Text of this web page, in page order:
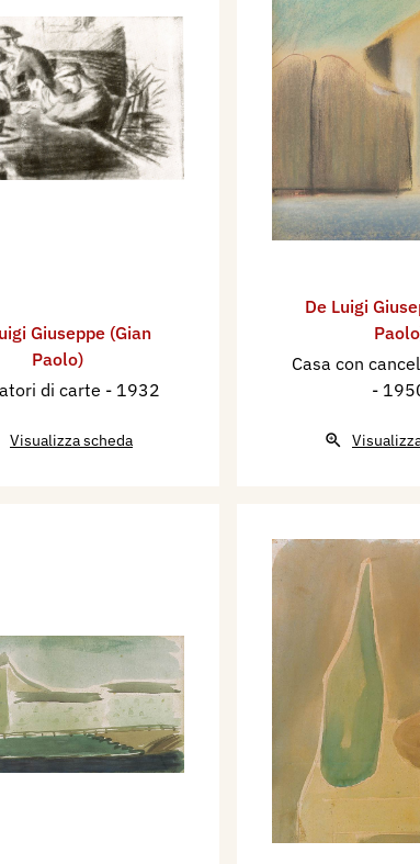
Giuseppe (Gian
Paolo)
di carte - 1932
Visualizza scheda
De Luigi
Casa con
-